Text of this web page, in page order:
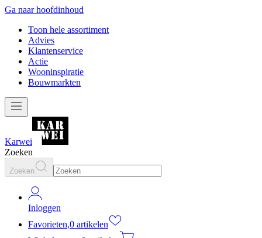
Ga naar hoofdinhoud
Toon hele assortiment
Advies
Klantenservice
Actie
Wooninspiratie
Bouwmarkten
Karwei
Zoeken
Zoeken
Inloggen
Favorieten,0 artikelen